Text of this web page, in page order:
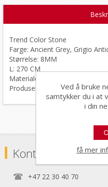
Trend Color Stone
Farge: Ancient Grey, Grigio
Størrelse: 8MM
L: 270 CM
Materiale: aluminium
Produsert i Italia.
+47 22 30 40 70
Ved å bruke
samtykker du i at
i din
få mer